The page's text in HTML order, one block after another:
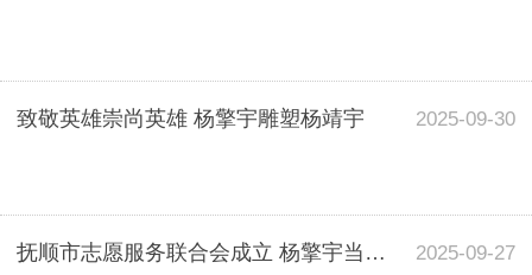
致敬英雄崇尚英雄 杨擎宇雕塑杨靖宇 2025-09-30
抚顺市志愿服务联合会成立 杨擎宇当选为会长 2025-09-27